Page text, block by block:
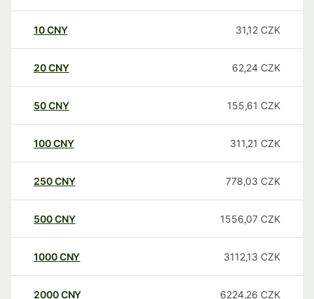
10CNY 31,12 CZK
20CNY 62,24 CZK
50CNY 155,61 CZK
100CNY 311,21 CZK
250CNY 778,03 CZK
500CNY 1556,07 CZK
1000CNY 3112,13 CZK
2000CNY 6224,26 CZK